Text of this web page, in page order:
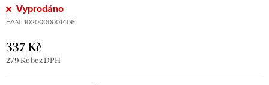
Vyprodáno
EAN: 1020000001406
337 Kč
279 Kč bez DPH